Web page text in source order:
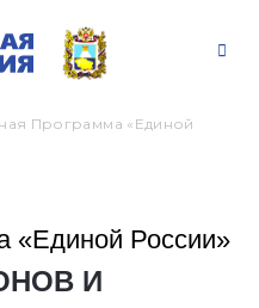
Программа «Единой
«Единой России»
И